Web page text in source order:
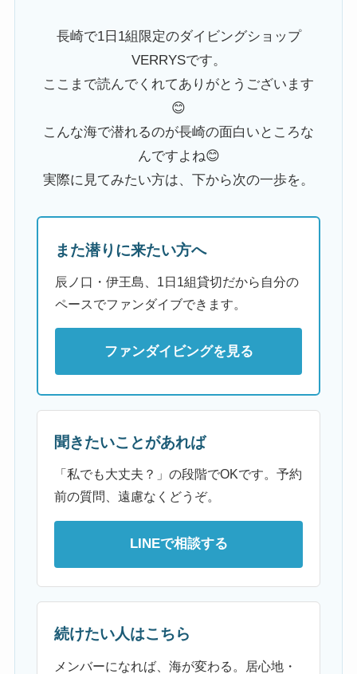
長崎で1日1組限定のダイビングショップ
VERRYSです。
ここまで読んでくれてありがとうございます
😊
こんな海で潜れるのが長崎の面白いところな
んですよね😊
実際に見てみたい方は、下から次の一歩を。
また潜りに来たい方へ
辰ノ口・伊王島、1日1組貸切だから自分の
ペースでファンダイブできます。
ファンダイビングを見る
聞きたいことがあれば
「私でも大丈夫？」の段階でOKです。予約
前の質問、遠慮なくどうぞ。
LINEで相談する
続けたい人はこちら
メンバーになれば、海が変わる。居心地・